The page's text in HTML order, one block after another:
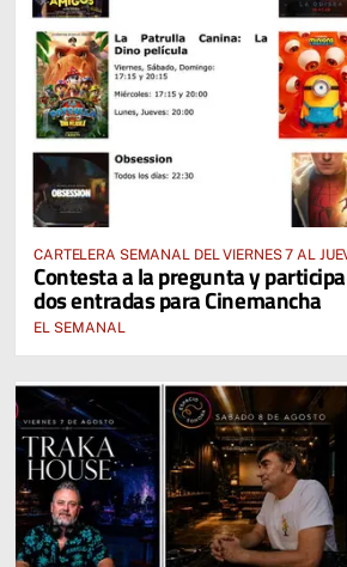
CARTELERA SEMANAL DEL VIERNES 7 AL
2026
Contesta a la pregunta y
dos entradas para Cinemancha
EL SEMANAL